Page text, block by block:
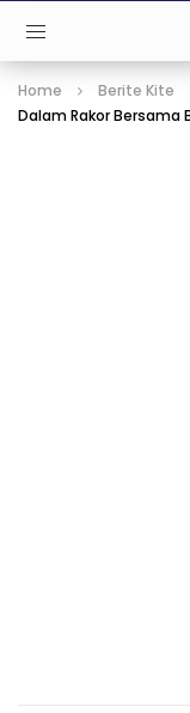
Home Berite Kite
Dalam Rakor Bersama